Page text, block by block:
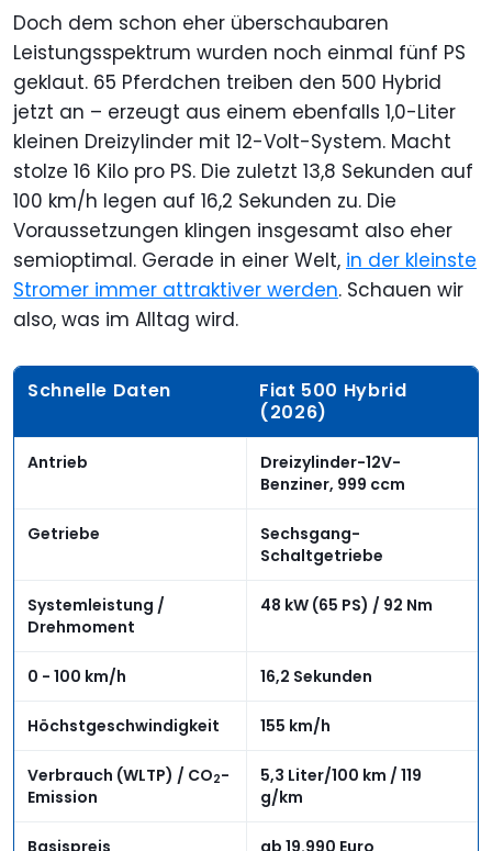
Doch dem schon eher überschaubaren
Leistungsspektrum wurden noch einmal fünf PS
geklaut. 65 Pferdchen treiben den 500 Hybrid
jetzt an – erzeugt aus einem ebenfalls 1,0-Liter
kleinen Dreizylinder mit 12-Volt-System. Macht
stolze 16 Kilo pro PS. Die zuletzt 13,8 Sekunden auf
100 km/h legen auf 16,2 Sekunden zu. Die
Voraussetzungen klingen insgesamt also eher
semioptimal. Gerade in einer Welt, in der kleinste
Stromer immer attraktiver werden. Schauen wir
also, was im Alltag wird.
Schnelle Daten
Fiat 500 Hybrid
(2026)
Antrieb
Dreizylinder-12V-
Benziner, 999 ccm
Getriebe
Sechsgang-
Schaltgetriebe
Systemleistung /
Drehmoment
48 kW (65 PS) / 92 Nm
0 - 100 km/h 16,2 Sekunden
Höchstgeschwindigkeit 155 km/h
Verbrauch (WLTP) / CO2-
Emission
5,3 Liter/100 km / 119
g/km
Basispreis ab 19.990 Euro